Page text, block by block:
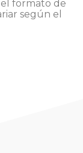
el formato de
según el